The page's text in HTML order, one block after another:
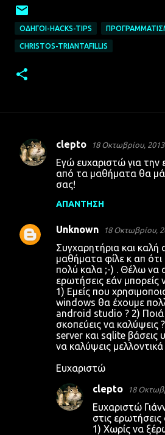
ΟΔΗΓΟΊ-HACKS-TIPS
CHRISTOS-TRIANTAFILLIS
Σ
α
clepto 18 Οκτωβρίου,
Εγώ ευχαριστώ για την
από τα μαθήματα θα
σας!
ΑΠΆΝΤΗΣΗ
Unknown 18 Οκτωβρίου,
Συγχαρητήρια και καλή
μαθήματα φίλε κ απ
πολύ καλα ;-) . Θέλω να
ερωτήσεις εάν μπορείς
1) Εμείς που
windows θα έχουμε
android studio ? 2)
σκοπεύεις να καλύψεις
server και sqlite βάσεις
να καλύψεις μελλοντικά
Ευχαριστώ
clepto
18
Ευχαριστώ
στις ερωτήσεις
1) Χωρίς να